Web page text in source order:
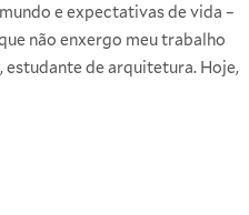
e expectativas de vida –
não enxergo meu trabalho
estudante de arquitetura. Hoje,